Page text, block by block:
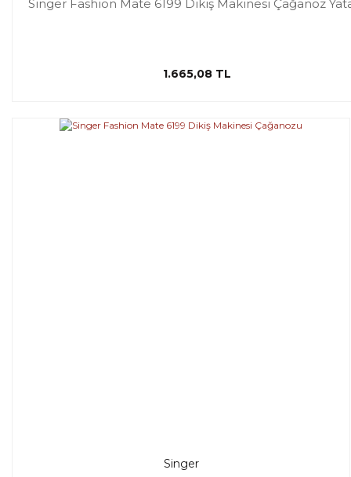
Singer Fashion Mate 6199 Dikiş Makinesi Çağanoz
1.665,08 TL
Singer